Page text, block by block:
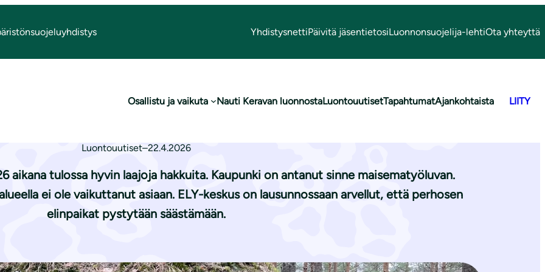
YhdistysnettiPäivitä jäsentietosiLuonnonsuojelija-lehtiOta yhteyttä
Osallistu ja vaikuta Nauti Keravan luonnostaLuontouutisetTapahtumatAjankohtaista LIITY
hakataan rajusti
metsiä hakataan rajusti
Luontouutiset–22.4.2026
aikana tulossa hyvin laajoja hakkuita. Kaupunki on antanut sinne maisematyöluvan.
ei ole vaikuttanut asiaan. ELY-keskus on lausunnossaan arvellut, että perhosen
elinpaikat pystytään säästämään.